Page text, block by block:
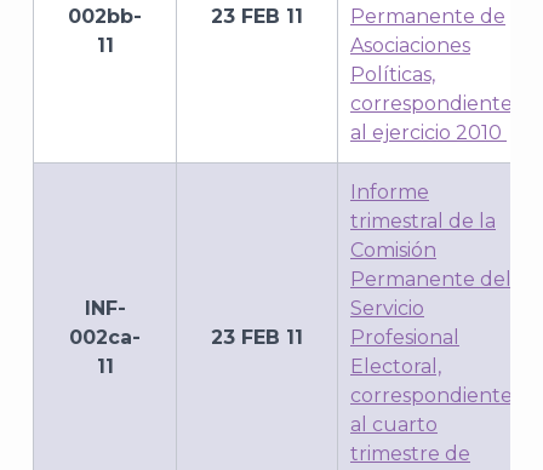
002bb-
11
23 FEB 11
Permanente de
Asociaciones
Políticas,
correspondiente
al ejercicio 2010
INF-
002ca-
11
23 FEB 11
Informe
trimestral de la
Comisión
Permanente del
Servicio
Profesional
Electoral,
correspondiente
al cuarto
trimestre de